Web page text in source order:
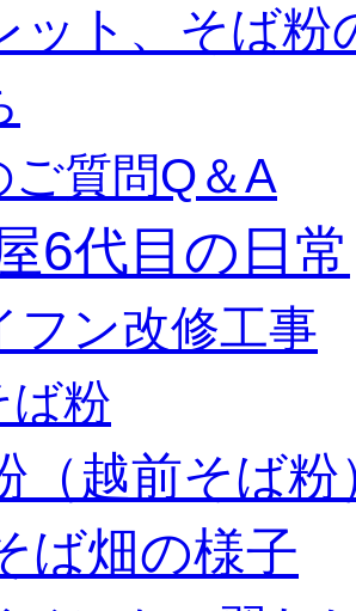
ット、そば粉
ご質問Q＆A
6代目の日常
フン改修工事
ば粉
（越前そば粉
ば畑の様子